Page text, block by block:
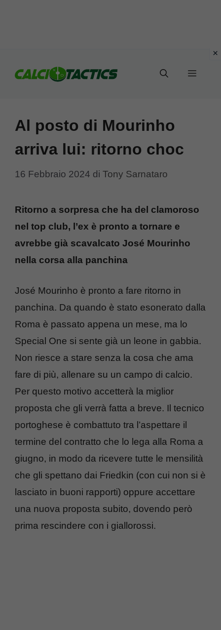
Menu
Al posto di Mourinho
arriva lui: ritorno choc
16 Febbraio 2024 di Tony Sarnataro
Ritorno a sorpresa che ha del clamoroso
nel top club, l’ex è pronto a tornare e
avrebbe già scavalcato José Mourinho
nella corsa alla panchina
José Mourinho è pronto a fare ritorno in
panchina. Da quando è stato esonerato dalla
Roma è passato appena un mese, ma lo
Special One si sente già un leone in gabbia.
Non riesce a stare senza la cosa che ama
fare di più, allenare su un campo di calcio.
Per questo motivo accetterà la miglior
proposta che gli verrà fatta a breve. Il tecnico
portoghese è combattuto tra l’aspettare il
termine del contratto che lo lega alla Roma a
giugno, in modo da ricevere tutte le mensilità
che gli spettano dai Friedkin (con cui non si è
lasciato in buoni rapporti) oppure accettare
una nuova proposta subito, dovendo però
prima rescindere con i giallorossi.